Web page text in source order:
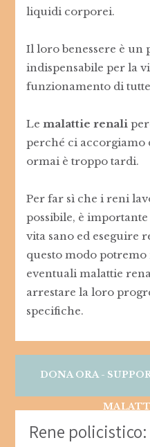
liquidi corporei.
Il loro benessere è un
indispensabile per la
funzionamento di
Lemalattie renali
perché ci accorgiamo
ormai è troppo tardi.
Per far sì che i reni
possibile, è
vita sano ed eseguire
questo modo
eventuali malattie
arrestare la loro
specifiche.
DONA ORA -
Rene